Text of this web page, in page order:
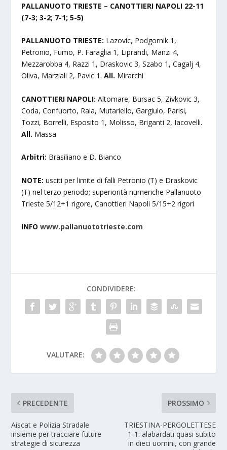
PALLANUOTO TRIESTE – CANOTTIERI NAPOLI 22-11
(7-3; 3-2; 7-1; 5-5)
PALLANUOTO TRIESTE: Lazovic, Podgornik 1,
Petronio, Fumo, P. Faraglia 1, Liprandi, Manzi 4,
Mezzarobba 4, Razzi 1, Draskovic 3, Szabo 1, Cagalj 4,
Oliva, Marziali 2, Pavic 1.All. Mirarchi
CANOTTIERI NAPOLI: Altomare, Bursac 5, Zivkovic 3,
Coda, Confuorto, Raia, Mutariello, Gargiulo, Parisi,
Tozzi, Borrelli, Esposito 1, Molisso, Briganti 2, Iacovelli.
All. Massa
Arbitri: Brasiliano e D. Bianco
NOTE: usciti per limite di falli Petronio (T) e Draskovic
(T) nel terzo periodo; superiorità numeriche Pallanuoto
Trieste 5/12+1 rigore, Canottieri Napoli 5/15+2 rigori
INFOwww.pallanuototrieste.com
CONDIVIDERE:
VALUTARE:
PRECEDENTE
Aiscat e Polizia Stradale
insieme per tracciare future
strategie di sicurezza
PROSSIMO
TRIESTINA-PERGOLETTESE
1-1: alabardati quasi subito
in dieci uomini, con grande